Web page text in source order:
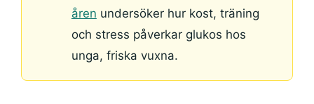
åren undersöker hur kost, träning
och stress påverkar glukos hos
unga, friska vuxna.